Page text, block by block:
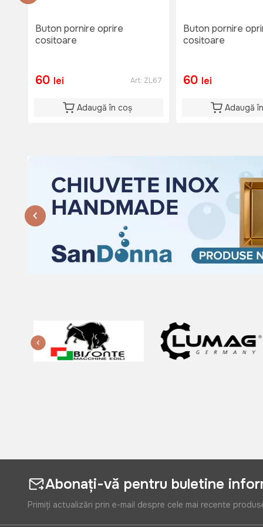
Lu-Vi: 08:00-18:00
Du: 08:00 - 15:00
Buton pornire oprire
cositoare
60 lei Art: ZL67
Adaugă în coș
Buton pornire
cositoare
60 lei
Adaugă
Abonați-vă pentru buletine
Primiți actualizări prin e-mail despre cele mai recente